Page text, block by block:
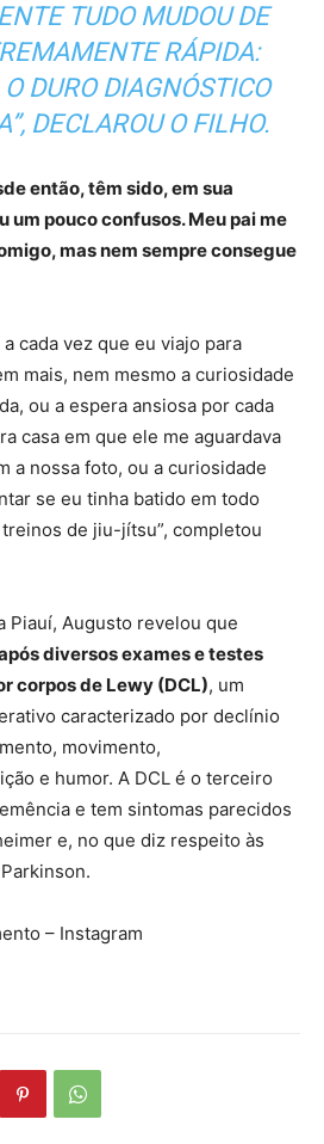
TUDO MUDOU DE
RÁPIDA:
O DURO DIAGNÓSTICO
DECLAROU O FILHO.
então, têm sido, em sua
um pouco confusos. Meu pai me
mas nem sempre consegue
cada vez que eu viajo para
mais, nem mesmo a curiosidade
ou a espera ansiosa por cada
casa em que ele me aguardava
a nossa foto, ou a curiosidade
se eu tinha batido em todo
de jiu-jítsu”, completou
Piauí, Augusto revelou que
diversos exames e testes
corpos de Lewy (DCL), um
caracterizado por declínio
movimento,
e humor. A DCL é o terceiro
e tem sintomas parecidos
e, no que diz respeito às
– Instagram